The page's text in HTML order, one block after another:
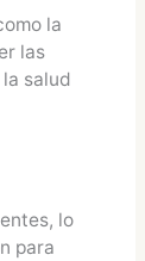
la
las
salud
lo
para